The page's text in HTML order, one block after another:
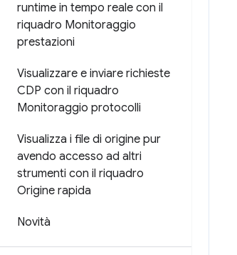
runtime in tempo reale con il
riquadro Monitoraggio
prestazioni
Visualizzare e inviare richieste
CDP con il riquadro
Monitoraggio protocolli
Visualizza i file di origine pur
avendo accesso ad altri
strumenti con il riquadro
Origine rapida
Novità